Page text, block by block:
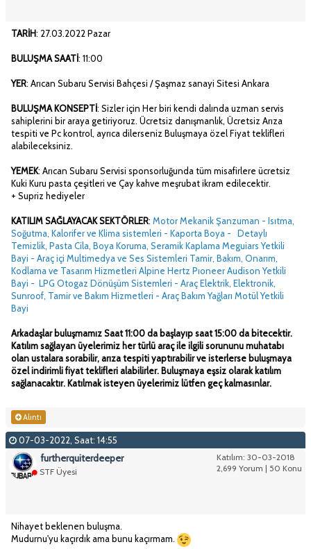
TARİH: 27.03.2022 Pazar
BULUŞMA SAATİ: 11:00
YER: Arıcan Subaru Servisi Bahçesi / Şaşmaz sanayi Sitesi Ankara
BULUŞMA KONSEPTİ: Sizler için Her biri kendi dalında uzman servis
sahiplerini bir araya getiriyoruz. Ücretsiz danışmanlık, Ücretsiz Arıza
tespiti ve Pc kontrol, ayrıca dilerseniz Buluşmaya özel Fiyat teklifleri
alabileceksiniz.
YEMEK: Arıcan Subaru Servisi sponsorluğunda tüm misafirlere ücretsiz
Kuki Kuru pasta çeşitleri ve Çay kahve meşrubat ikram edilecektir.
+ Supriz hediyeler
KATILIM SAĞLAYACAK SEKTÖRLER: Motor Mekanik Şanzuman - Isıtma,
Soğutma, Kalorifer ve Klima sistemleri - Kaporta Boya - Detaylı
Temizlik, Pasta Cila, Boya Koruma, Seramik Kaplama Meguiars Yetkili
Bayi - Araç içi Multimedya ve Ses Sistemleri Tamir, Bakım, Onarım,
Kodlama ve Tasarım Hizmetleri Alpine Hertz Pıoneer Audison Yetkili
Bayi - LPG Otogaz Dönüşüm Sistemleri - Araç Elektrik, Elektronik,
Sunroof, Tamir ve Bakım Hizmetleri - Araç Bakım Yağları Motül Yetkili
Bayi
Arkadaşlar buluşmamız Saat 11:00 da başlayıp saat 15:00 da bitecektir.
Katılım sağlayan üyelerimiz her türlü araç ile ilgili sorununu muhatabı
olan ustalara sorabilir, arıza tespiti yaptırabilir ve isterlerse buluşmaya
özel indirimli fiyat teklifleri alabilirler. Buluşmaya eşsiz olarak katılım
sağlanacaktır. Katılmak isteyen üyelerimiz lütfen geç kalmasınlar.
Alıntı
07-03-2022, Saat: 14:55
Katılım: 30-03-2018
2,699 Yorum | 50 Konu
furtherquiterdeeper
STF Üyesi
Nihayet beklenen buluşma.
Mudurnu'yu kaçırdık ama bunu kaçırmam.